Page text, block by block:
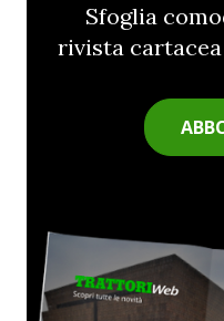
Sfoglia
rivista